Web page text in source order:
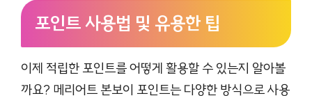
포인트 사용법 및 유용한 팁
이제 적립한 포인트를 어떻게 활용할 수 있는지 알아볼
까요? 메리어트 본보이 포인트는 다양한 방식으로 사용